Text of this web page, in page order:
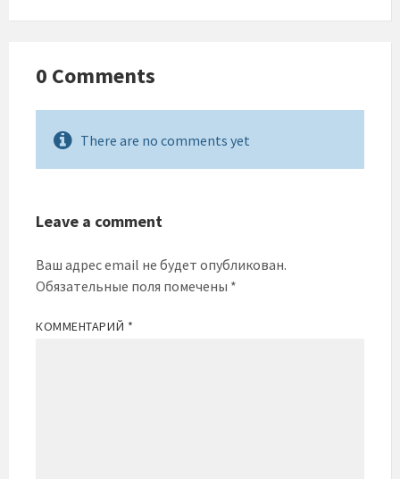
0 Comments
There are no comments yet
Leave a comment
Ваш адрес email не будет опубликован.
Обязательные поля помечены *
КОММЕНТАРИЙ *